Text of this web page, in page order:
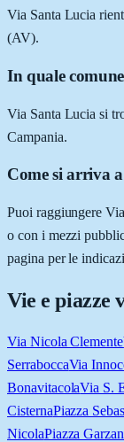
Via Santa Lucia
(AV).
In quale
Via Santa Lucia si
Campania.
Come si arriva
Puoi raggiungere
o con i mezzi
pagina per le
Vie e piazze
Via Nicola Clemente
SerraboccaVia
BonavitacolaVia S.
CisternaPiazza
NicolaPiazza